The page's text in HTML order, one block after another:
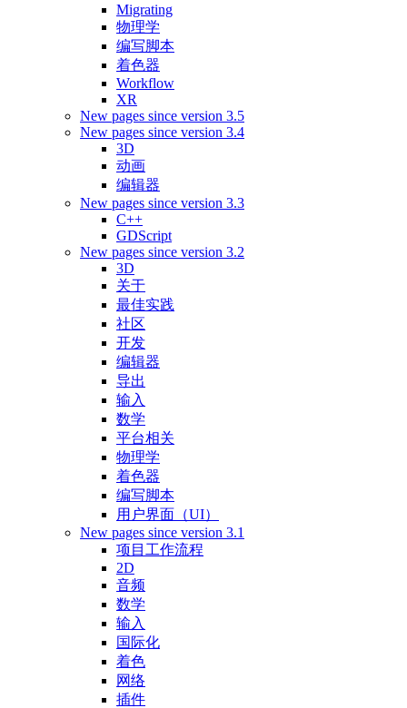
Migrating
物理学
编写脚本
着色器
Workflow
XR
New pages since version 3.5
New pages since version 3.4
3D
动画
编辑器
New pages since version 3.3
C++
GDScript
New pages since version 3.2
3D
关于
最佳实践
社区
开发
编辑器
导出
输入
数学
平台相关
物理学
着色器
编写脚本
用户界面（UI）
New pages since version 3.1
项目工作流程
2D
音频
数学
输入
国际化
着色
网络
插件